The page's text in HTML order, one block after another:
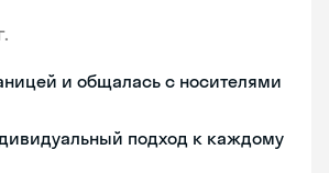
и общалась с носителями
подход к каждому